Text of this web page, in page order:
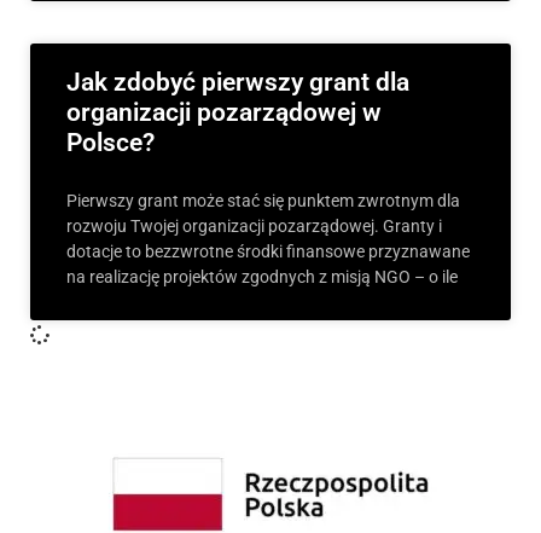
Jak zdobyć pierwszy grant dla
organizacji pozarządowej w
Polsce?
Pierwszy grant może stać się punktem zwrotnym dla
rozwoju Twojej organizacji pozarządowej. Granty i
dotacje to bezzwrotne środki finansowe przyznawane
na realizację projektów zgodnych z misją NGO – o ile